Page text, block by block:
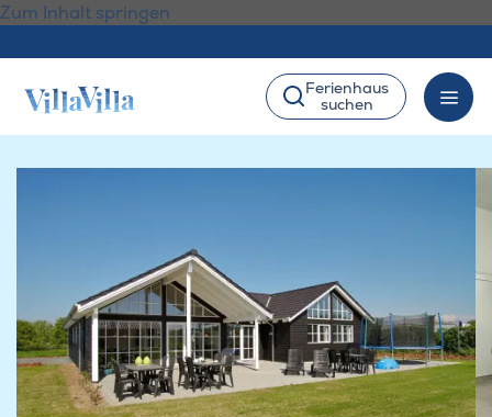
Zum Inhalt springen
Ferienhaus
suchen